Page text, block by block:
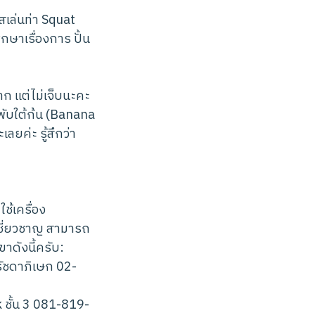
ล่นท่า Squat
ษาเรื่องการ ปั้น
แต่ไม่เจ็บนะคะ
บใต้ก้น (Banana
ลยค่ะ รู้สึกว่า
เครื่อง
ยวชาญ สามารถ
าดังนี้ครับ:
ดาภิเษก 02-
ชั้น 3 081-819-